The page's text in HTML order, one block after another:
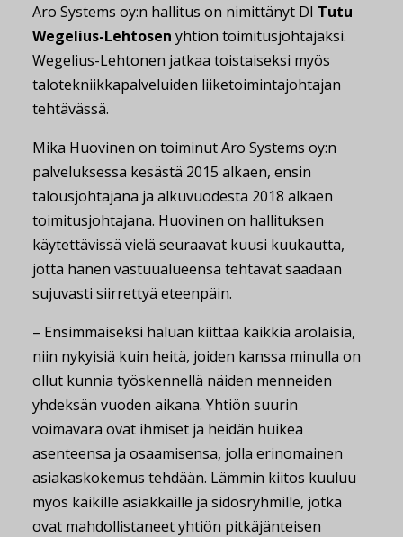
Aro Systems oy:n hallitus on nimittänyt DI Tutu
Wegelius-Lehtosen yhtiön toimitusjohtajaksi.
Wegelius-Lehtonen jatkaa toistaiseksi myös
talotekniikkapalveluiden liiketoimintajohtajan
tehtävässä.
Mika Huovinen on toiminut Aro Systems oy:n
palveluksessa kesästä 2015 alkaen, ensin
talousjohtajana ja alkuvuodesta 2018 alkaen
toimitusjohtajana. Huovinen on hallituksen
käytettävissä vielä seuraavat kuusi kuukautta,
jotta hänen vastuualueensa tehtävät saadaan
sujuvasti siirrettyä eteenpäin.
– Ensimmäiseksi haluan kiittää kaikkia arolaisia,
niin nykyisiä kuin heitä, joiden kanssa minulla on
ollut kunnia työskennellä näiden menneiden
yhdeksän vuoden aikana. Yhtiön suurin
voimavara ovat ihmiset ja heidän huikea
asenteensa ja osaamisensa, jolla erinomainen
asiakaskokemus tehdään. Lämmin kiitos kuuluu
myös kaikille asiakkaille ja sidosryhmille, jotka
ovat mahdollistaneet yhtiön pitkäjänteisen